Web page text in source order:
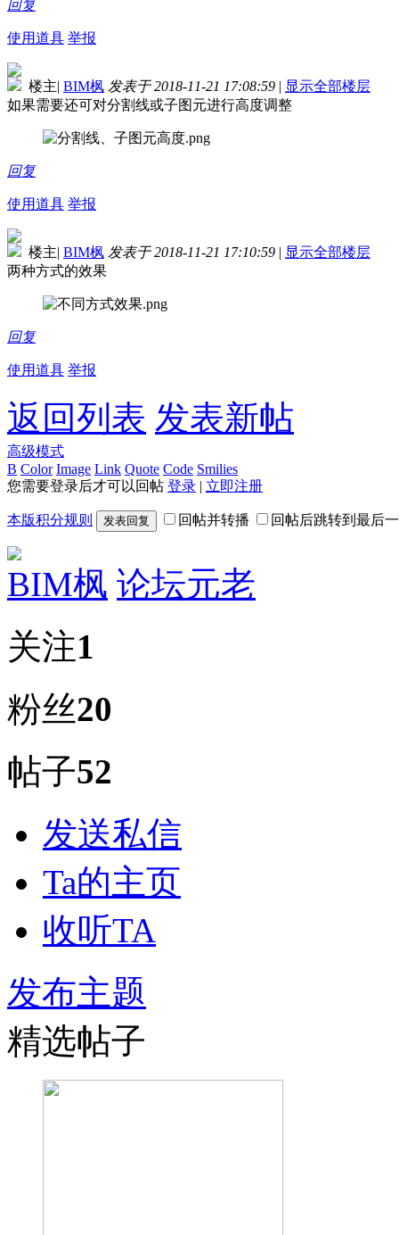
回复
使用道具 举报
楼主| BIM枫 发表于 2018-11-21 17:08:59 | 显示全部楼层
如果需要还可对分割线或子图元进行高度调整
回复
使用道具 举报
楼主| BIM枫 发表于 2018-11-21 17:10:59 | 显示全部楼层
两种方式的效果
回复
使用道具 举报
返回列表 发表新帖
高级模式
B Color Image Link Quote Code Smilies
您需要登录后才可以回帖 登录 | 立即注册
本版积分规则 发表回复 回帖并转播 回帖后跳转到最后
BIM枫 论坛元老
关注1
粉丝20
帖子52
发送私信
Ta的主页
收听TA
发布主题
精选帖子